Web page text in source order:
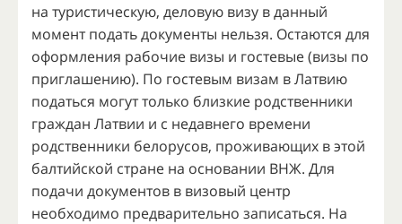
на туристическую, деловую визу в данный
момент подать документы нельзя. Остаются для
оформления рабочие визы и гостевые (визы по
приглашению). По гостевым визам в Латвию
податься могут только близкие родственники
граждан Латвии и с недавнего времени
родственники белорусов, проживающих в этой
балтийской стране на основании ВНЖ. Для
подачи документов в визовый центр
необходимо предварительно записаться. На